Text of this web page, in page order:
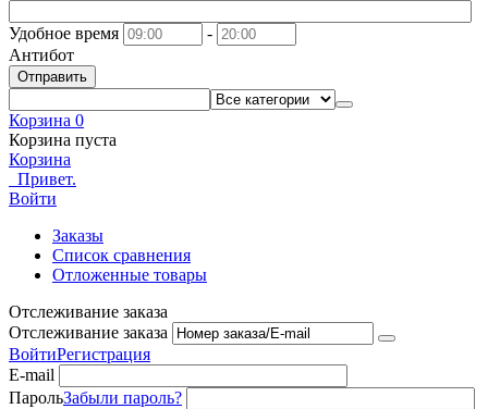
Удобное время
-
Антибот
Отправить
Корзина 0
Корзина пуста
Корзина
Привет.
Войти
Заказы
Список сравнения
Отложенные товары
Отслеживание заказа
Отслеживание заказа
ВойтиРегистрация
E-mail
ПарольЗабыли пароль?